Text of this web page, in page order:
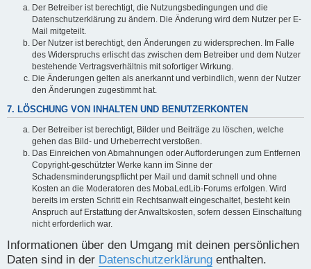
Der Betreiber ist berechtigt, die Nutzungsbedingungen und die
Datenschutzerklärung zu ändern. Die Änderung wird dem Nutzer per E-
Mail mitgeteilt.
Der Nutzer ist berechtigt, den Änderungen zu widersprechen. Im Falle
des Widerspruchs erlischt das zwischen dem Betreiber und dem Nutzer
bestehende Vertragsverhältnis mit sofortiger Wirkung.
Die Änderungen gelten als anerkannt und verbindlich, wenn der Nutzer
den Änderungen zugestimmt hat.
7. LÖSCHUNG VON INHALTEN UND BENUTZERKONTEN
Der Betreiber ist berechtigt, Bilder und Beiträge zu löschen, welche
gehen das Bild- und Urheberrecht verstoßen.
Das Einreichen von Abmahnungen oder Aufforderungen zum Entfernen
Copyright-geschützter Werke kann im Sinne der
Schadensminderungspflicht per Mail und damit schnell und ohne
Kosten an die Moderatoren des MobaLedLib-Forums erfolgen. Wird
bereits im ersten Schritt ein Rechtsanwalt eingeschaltet, besteht kein
Anspruch auf Erstattung der Anwaltskosten, sofern dessen Einschaltung
nicht erforderlich war.
Informationen über den Umgang mit deinen persönlichen
Daten sind in der Datenschutzerklärung enthalten.